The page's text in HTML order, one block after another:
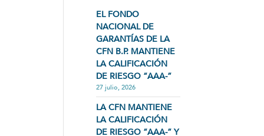
EL FONDO
NACIONAL DE
GARANTÍAS DE LA
CFN B.P. MANTIENE
LA CALIFICACIÓN
DE RIESGO “AAA-”
27 julio, 2026
LA CFN MANTIENE
LA CALIFICACIÓN
DE RIESGO “AAA-” Y